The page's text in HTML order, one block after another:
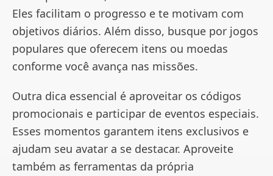
Eles facilitam o progresso e te motivam com
objetivos diários. Além disso, busque por jogos
populares que oferecem itens ou moedas
conforme você avança nas missões.
Outra dica essencial é aproveitar os códigos
promocionais e participar de eventos especiais.
Esses momentos garantem itens exclusivos e
ajudam seu avatar a se destacar. Aproveite
também as ferramentas da própria